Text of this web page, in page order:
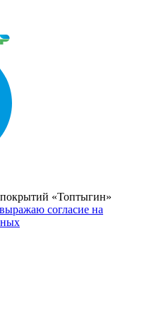
«Топтыгин»
согласие на